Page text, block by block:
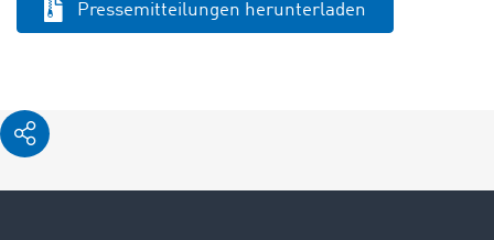
Pressemitteilungen herunterladen